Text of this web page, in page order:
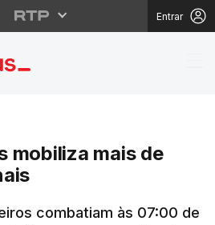
Entrar
Lagos
mobiliza mais de
combatiam às 07:00 de